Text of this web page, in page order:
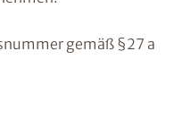
gemäß §27 a